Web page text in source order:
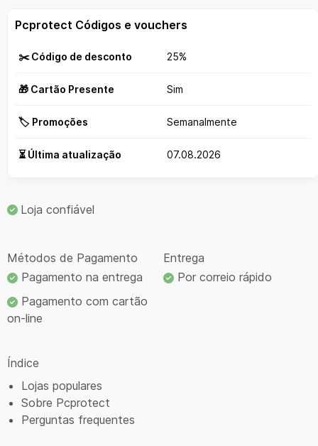
Pcprotect Códigos e vouchers
✂️ Código de desconto 25%
🎁 Cartão Presente Sim
🏷️ Promoções Semanalmente
⏳ Última atualização 07.08.2026
Loja confiável
Métodos de Pagamento
Pagamento na entrega
Pagamento com cartão
on-line
Entrega
Por correio rápido
Índice
Lojas populares
Sobre Pcprotect
Perguntas frequentes